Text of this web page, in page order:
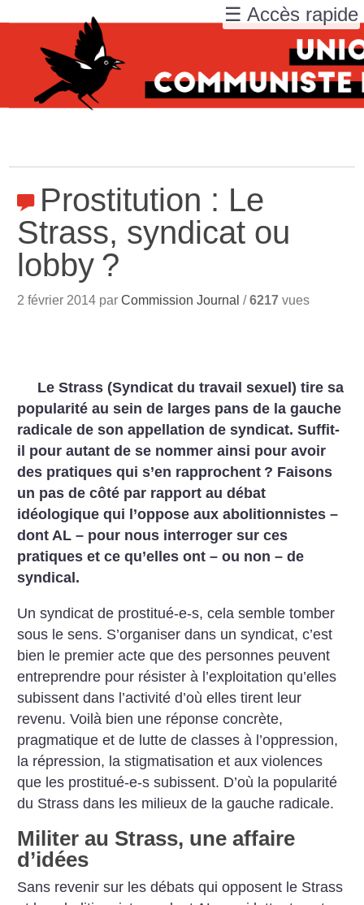
Prostitution : Le
Strass, syndicat ou
lobby ?
2 février 2014 parCommission Journal /6217 vues
Le Strass (Syndicat du travail sexuel) tire sa
popularité au sein de larges pans de la gauche
radicale de son appellation de syndicat. Suffit-
il pour autant de se nommer ainsi pour avoir
des pratiques qui s’en rapprochent ? Faisons
un pas de côté par rapport au débat
idéologique qui l’oppose aux abolitionnistes –
dont AL – pour nous interroger sur ces
pratiques et ce qu’elles ont – ou non – de
syndical.
Un syndicat de prostitué-e-s, cela semble tomber
sous le sens. S’organiser dans un syndicat, c’est
bien le premier acte que des personnes peuvent
entreprendre pour résister à l’exploitation qu’elles
subissent dans l’activité d’où elles tirent leur
revenu. Voilà bien une réponse concrète,
pragmatique et de lutte de classes à l’oppression,
la répression, la stigmatisation et aux violences
que les prostitué-e-s subissent. D’où la popularité
du Strass dans les milieux de la gauche radicale.
Militer au Strass, une affaire
d’idées
Sans revenir sur les débats qui opposent le Strass
☰ Accès rapide